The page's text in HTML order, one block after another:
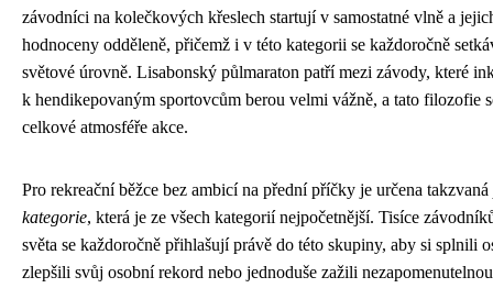
závodníci na kolečkových křeslech startují v samostatné vlně a
hodnoceny odděleně, přičemž i v této kategorii se každoročně
světové úrovně. Lisabonský půlmaraton patří mezi závody, které
k hendikepovaným sportovcům berou velmi vážně, a tato filozofie
celkové atmosféře akce.
Pro rekreační běžce bez ambicí na přední příčky je určena takzvaná
kategorie, která je ze všech kategorií nejpočetnější. Tisíce
světa se každoročně přihlašují právě do této skupiny, aby si splnili
zlepšili svůj osobní rekord nebo jednoduše zažili